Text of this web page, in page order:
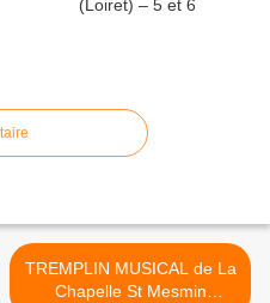
TREMPLIN MUSICAL de La
Chapelle St Mesmin